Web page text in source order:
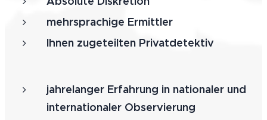
mehrsprachige Ermittler
Ihnen zugeteilten Privatdetektiv
jahrelanger Erfahrung in nationaler und
internationaler Observierung